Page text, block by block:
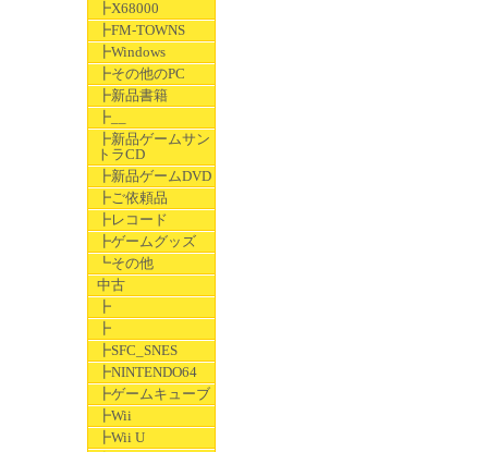
┣X68000
┣FM-TOWNS
┣Windows
┣その他のPC
┣新品書籍
┣__
┣新品ゲームサン
トラCD
┣新品ゲームDVD
┣ご依頼品
┣レコード
┣ゲームグッズ
┗その他
中古
┣
┣
┣SFC_SNES
┣NINTENDO64
┣ゲームキューブ
┣Wii
┣Wii U